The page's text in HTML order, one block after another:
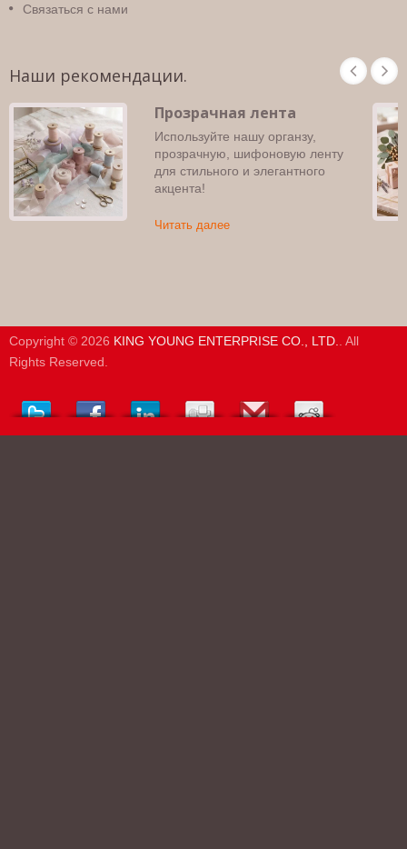
Связаться с нами
Наши рекомендации.
Прозрачная лента
Используйте нашу органзу,
прозрачную, шифоновую ленту
для стильного и элегантного
акцента!
Читать далее
Copyright © 2026 KING YOUNG ENTERPRISE CO., LTD.
. All
Rights Reserved.